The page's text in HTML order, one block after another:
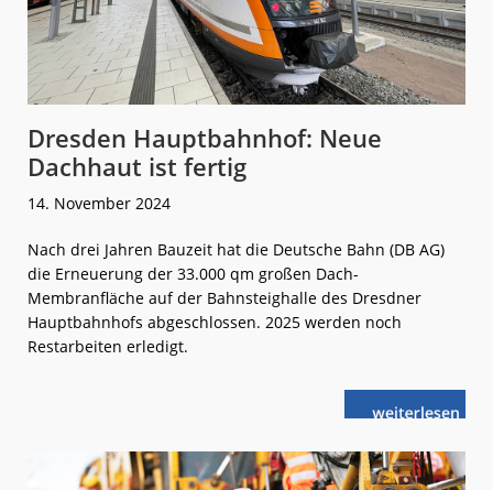
Dresden Hauptbahnhof: Neue
Dachhaut ist fertig
14. November 2024
Nach drei Jahren Bauzeit hat die Deutsche Bahn (DB AG)
die Erneuerung der 33.000 qm großen Dach-
Membranfläche auf der Bahnsteighalle des Dresdner
Hauptbahnhofs abgeschlossen. 2025 werden noch
Restarbeiten erledigt.
weiterlese
nDresden
Dachhaut
ist
fertig